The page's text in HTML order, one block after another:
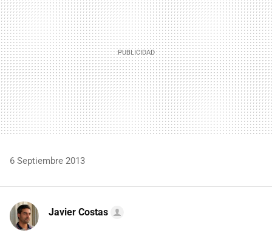
6 Septiembre 2013
Javier Costas